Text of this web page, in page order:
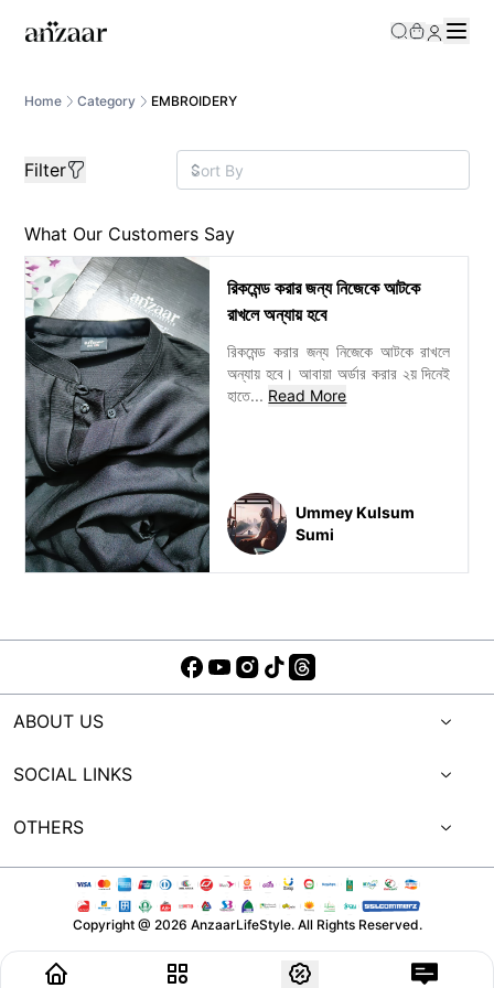
Home Category EMBROIDERY
Filter
What Our Customers Say
রিকমেন্ড করার জন্য নিজেকে আটকে
রাখলে অন্যায় হবে
রিকমেন্ড করার জন্য নিজেকে আটকে রাখলে
অন্যায় হবে। আবায়া অর্ডার করার ২য় দিনেই
হাতে... Read More
Ummey Kulsum
Sumi
ABOUT US
SOCIAL LINKS
OTHERS
Copyright @ 2026 AnzaarLifeStyle. All Rights Reserved.